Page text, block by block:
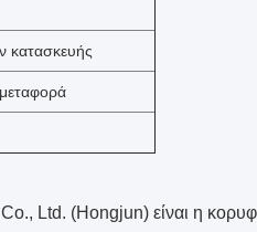
κατασκευής
(Hongjun) είναι η